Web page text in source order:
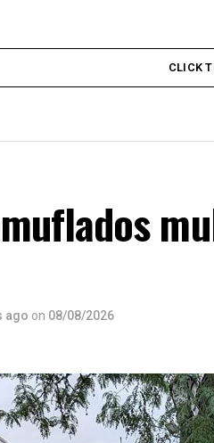
CLICK
ago on 08/08/2026